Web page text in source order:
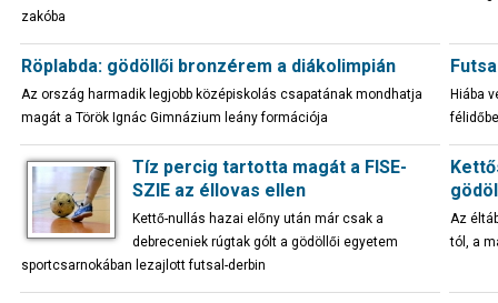
zakóba
Röplabda: gödöllői bronzérem a diákolimpián
Az ország harmadik legjobb középiskolás csapatának mondhatja
magát a Török Ignác Gimnázium leány formációja
Hiába
Tíz percig tartotta magát a FISE-
SZIE az éllovas ellen
Kettő-nullás hazai előny után már csak a
debreceniek rúgtak gólt a gödöllői egyetem
sportcsarnokában lezajlott futsal-derbin
Az
tól, a